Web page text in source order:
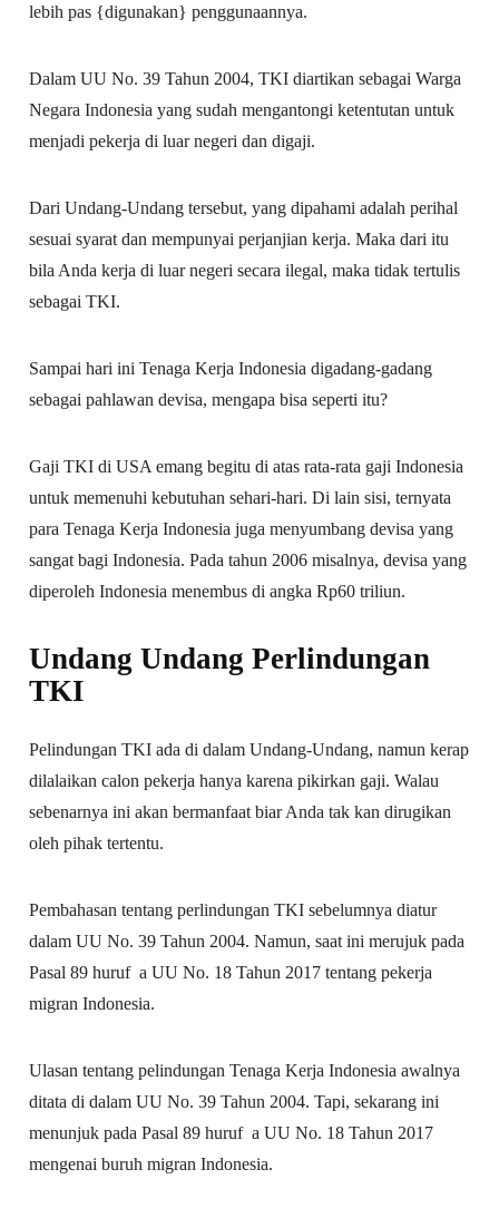
lebih pas {digunakan} penggunaannya.
Dalam UU No. 39 Tahun 2004, TKI diartikan sebagai Warga
Negara Indonesia yang sudah mengantongi ketentutan untuk
menjadi pekerja di luar negeri dan digaji.
Dari Undang-Undang tersebut, yang dipahami adalah perihal
sesuai syarat dan mempunyai perjanjian kerja. Maka dari itu
bila Anda kerja di luar negeri secara ilegal, maka tidak tertulis
sebagai TKI.
Sampai hari ini Tenaga Kerja Indonesia digadang-gadang
sebagai pahlawan devisa, mengapa bisa seperti itu?
Gaji TKI di USA emang begitu di atas rata-rata gaji Indonesia
untuk memenuhi kebutuhan sehari-hari. Di lain sisi, ternyata
para Tenaga Kerja Indonesia juga menyumbang devisa yang
sangat bagi Indonesia. Pada tahun 2006 misalnya, devisa yang
diperoleh Indonesia menembus di angka Rp60 triliun.
Undang Undang Perlindungan
TKI
Pelindungan TKI ada di dalam Undang-Undang, namun kerap
dilalaikan calon pekerja hanya karena pikirkan gaji. Walau
sebenarnya ini akan bermanfaat biar Anda tak kan dirugikan
oleh pihak tertentu.
Pembahasan tentang perlindungan TKI sebelumnya diatur
dalam UU No. 39 Tahun 2004. Namun, saat ini merujuk pada
Pasal 89 huruf a UU No. 18 Tahun 2017 tentang pekerja
migran Indonesia.
Ulasan tentang pelindungan Tenaga Kerja Indonesia awalnya
ditata di dalam UU No. 39 Tahun 2004. Tapi, sekarang ini
menunjuk pada Pasal 89 huruf a UU No. 18 Tahun 2017
mengenai buruh migran Indonesia.